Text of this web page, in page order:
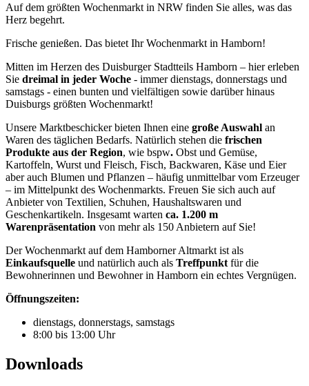
Auf dem größten Wochenmarkt in NRW finden Sie alles, was das
Herz begehrt.
Frische genießen. Das bietet Ihr Wochenmarkt in Hamborn!
Mitten im Herzen des Duisburger Stadtteils Hamborn – hier erleben
Sie dreimal in jeder Woche - immer dienstags, donnerstags und
samstags - einen bunten und vielfältigen sowie darüber hinaus
Duisburgs größten Wochenmarkt!
Unsere Marktbeschicker bieten Ihnen eine große Auswahl an
Waren des täglichen Bedarfs. Natürlich stehen die frischen
Produkte aus der Region, wie bspw. Obst und Gemüse,
Kartoffeln, Wurst und Fleisch, Fisch, Backwaren, Käse und Eier
aber auch Blumen und Pflanzen – häufig unmittelbar vom Erzeuger
– im Mittelpunkt des Wochenmarkts. Freuen Sie sich auch auf
Anbieter von Textilien, Schuhen, Haushaltswaren und
Geschenkartikeln. Insgesamt warten ca. 1.200 m
Warenpräsentation von mehr als 150 Anbietern auf Sie!
Der Wochenmarkt auf dem Hamborner Altmarkt ist als
Einkaufsquelle und natürlich auch als Treffpunkt für die
Bewohnerinnen und Bewohner in Hamborn ein echtes Vergnügen.
Öffnungszeiten:
dienstags, donnerstags, samstags
8:00 bis 13:00 Uhr
Downloads